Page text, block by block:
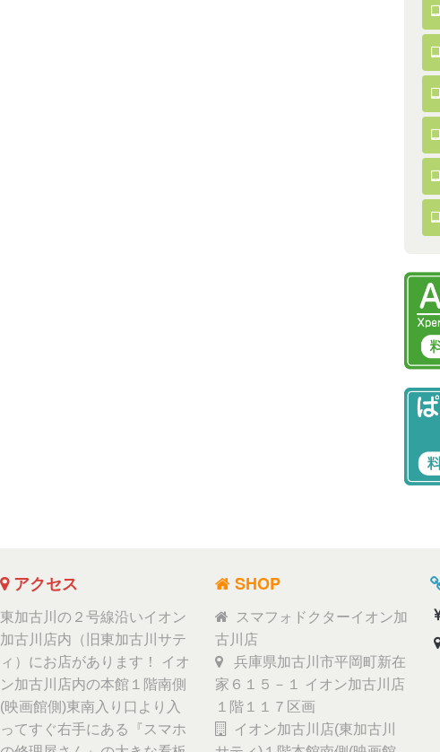
アクセス
東加古川の２号線沿いイオン
加古川店内（旧東加古川サテ
ィ）にお店があります！ イオ
ン加古川店内の本館１階南側
(映画館側)東南入り口より入
ってすぐ右手にある『スマホ
SHOP
スマフォドクターイオン加
古川店
兵庫県加古川市平岡町新在
家６１５－１ イオン加古川店
１階１１７区画
イオン加古川店(東加古川